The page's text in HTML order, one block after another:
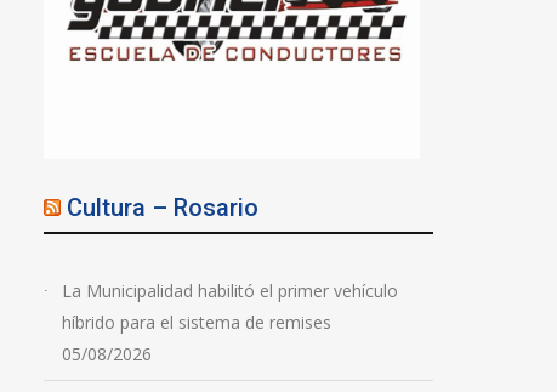
Cultura – Rosario
La Municipalidad habilitó el primer vehículo
híbrido para el sistema de remises
05/08/2026